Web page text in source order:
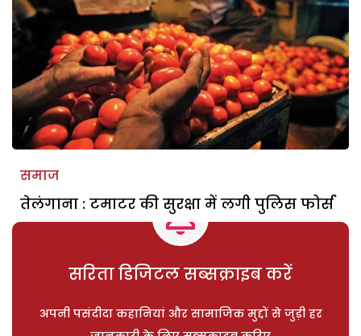
समाज
तेलंगाना : टमाटर की सुरक्षा में लगी पुलिस फोर्स
सरिता डिजिटल सब्सक्राइब करें
अपनी पसंदीदा कहानियां और सामाजिक मुद्दों से जुड़ी हर